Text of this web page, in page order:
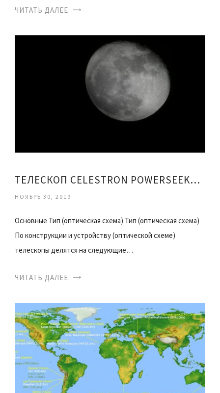
ЧИТАТЬ ДАЛЕЕ
ТЕЛЕСКОП CELESTRON POWERSEEKER 80 EQ
НОЯБРЬ 30, 2019
Основные Тип (оптическая схема) Тип (оптическая схема)
По конструкции и устройству (оптической схеме)
телескопы делятся на следующие…
ЧИТАТЬ ДАЛЕЕ